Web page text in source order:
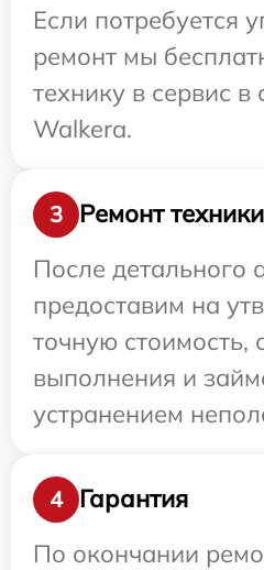
Если потребуется
ремонт мы
технику в сервис
Walkera.
3
Ремонт техники
После детального
предоставим на
точную стоимость,
выполнения и
устранением
4
Гарантия
По окончании